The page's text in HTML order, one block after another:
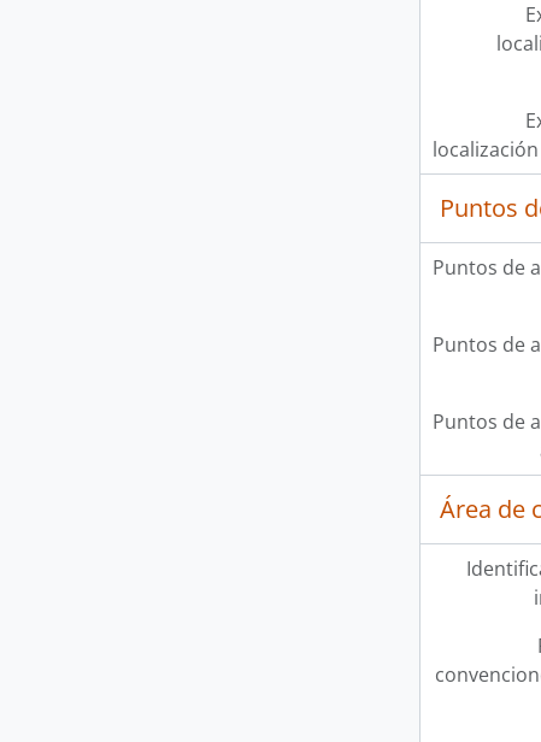
Puntos
Puntos de
Puntos de
Puntos de
Área de